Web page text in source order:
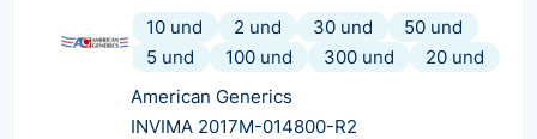
10 und
2 und 30 und
50 und
5 und
100 und 300 und
20 und
American Generics
INVIMA 2017M-014800-R2